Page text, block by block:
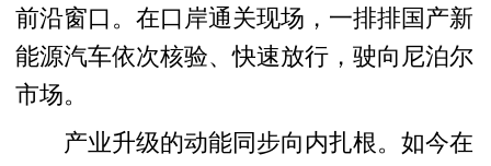
前沿窗口。在口岸通关现场，一排排国产新
能源汽车依次核验、快速放行，驶向尼泊尔
市场。
产业升级的动能同步向内扎根。如今在